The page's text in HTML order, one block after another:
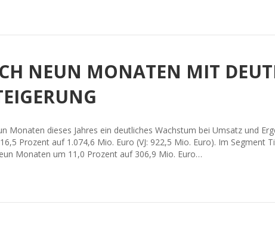
NEUN MONATEN MIT
Monaten dieses Jahres ein deutliches Wachstum bei Umsatz und
Prozent auf 1.074,6 Mio. Euro (VJ: 922,5 Mio. Euro). Im Segment
Monaten um 11,0 Prozent auf 306,9 Mio. Euro…